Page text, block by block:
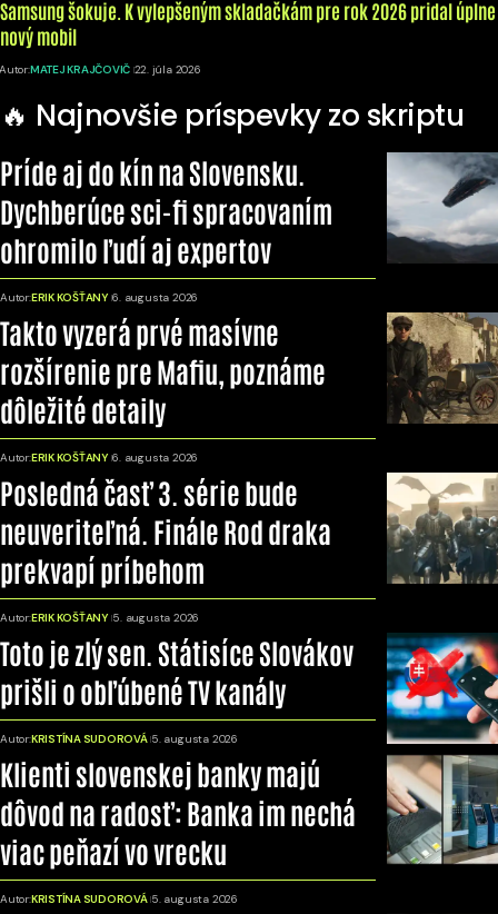
Samsung šokuje. K vylepšeným skladačkám pre rok 2026 pridal úplne
nový mobil
Autor:MATEJ KRAJČOVIČ 22. júla 2026
🔥 Najnovšie príspevky zo skriptu
Príde aj do kín na Slovensku.
Dychberúce sci-fi spracovaním
ohromilo ľudí aj expertov
Autor:ERIK KOŠŤANY 6. augusta 2026
Takto vyzerá prvé masívne
rozšírenie pre Mafiu, poznáme
dôležité detaily
Autor:ERIK KOŠŤANY 6. augusta 2026
Posledná časť 3. série bude
neuveriteľná. Finále Rod draka
prekvapí príbehom
Autor:ERIK KOŠŤANY 5. augusta 2026
Toto je zlý sen. Státisíce Slovákov
prišli o obľúbené TV kanály
Autor:KRISTÍNA SUDOROVÁ 5. augusta 2026
Klienti slovenskej banky majú
dôvod na radosť: Banka im nechá
viac peňazí vo vrecku
Autor:KRISTÍNA SUDOROVÁ 5. augusta 2026